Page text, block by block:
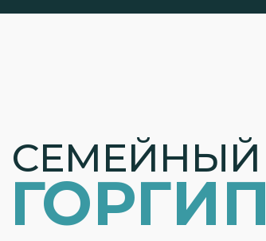
СЕМЕЙНЫЙ